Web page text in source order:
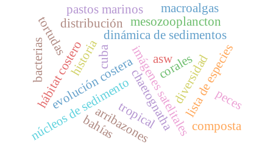
imágenes satelitales
núcleos de sedimento
dinámica de sedimentos
evolución costera
cuba
mesozooplancton
chaetognatha
hábitat costero diversidad
distribución
tropical lista de especies
macroalgas
corales
peces
historia
pastos marinos
composta
arribazones
asw
tortudas
bacterias
bahías